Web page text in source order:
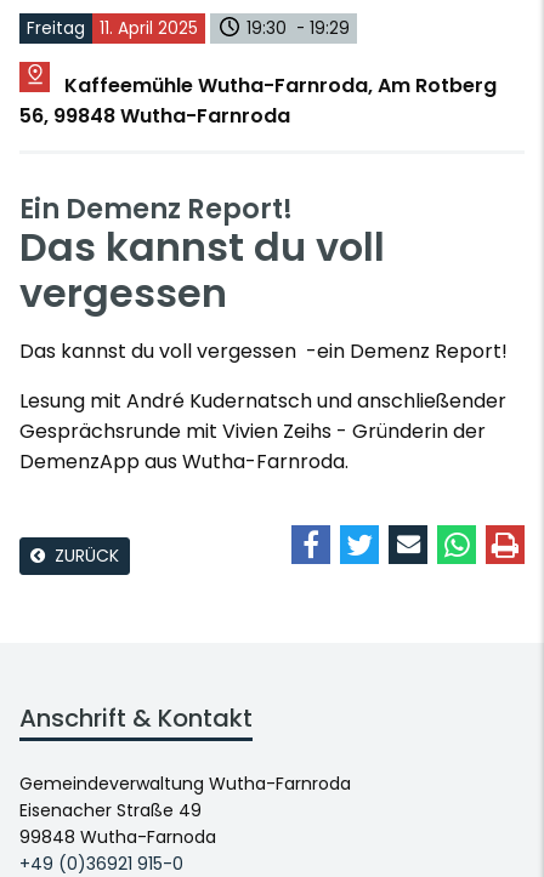
Freitag 11. April 2025 19:30 - 19:29
Kaffeemühle Wutha-Farnroda, Am Rotberg
56, 99848 Wutha-Farnroda
Ein Demenz Report!
Das kannst du voll
vergessen
Das kannst du voll vergessen -ein Demenz Report!
Lesung mit André Kudernatsch und anschließender
Gesprächsrunde mit Vivien Zeihs - Gründerin der
DemenzApp aus Wutha-Farnroda.
ZURÜCK
Anschrift & Kontakt
Gemeindeverwaltung Wutha-Farnroda
Eisenacher Straße 49
99848 Wutha-Farnoda
+49 (0)36921 915-0